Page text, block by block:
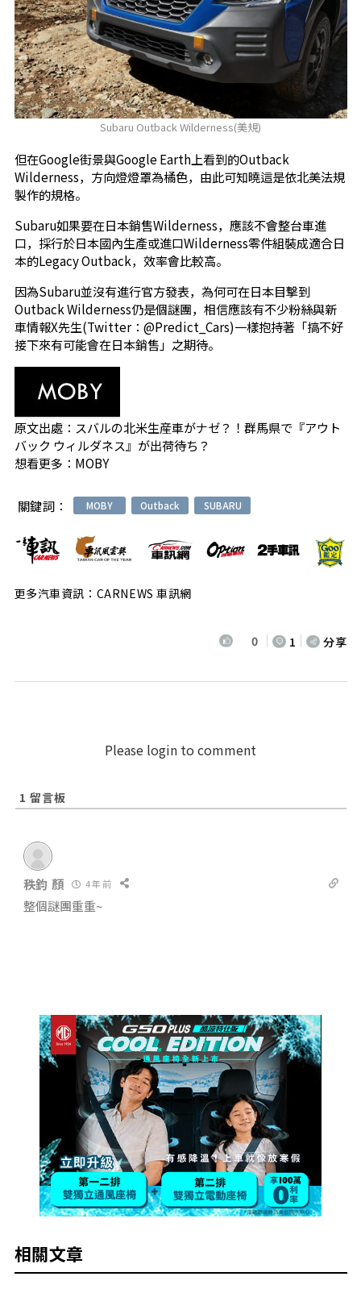
Subaru Outback Wilderness(美規)
但在Google街景與Google Earth上看到的Outback
Wilderness，方向燈燈罩為橘色，由此可知曉這是依北美法規
製作的規格。
Subaru如果要在日本銷售Wilderness，應該不會整台車進
口，採行於日本國內生產或進口Wilderness零件組裝成適合日
本的Legacy Outback，效率會比較高。
因為Subaru並沒有進行官方發表，為何可在日本目擊到
Outback Wilderness仍是個謎團，相信應該有不少粉絲與新
車情報X先生(Twitter：@Predict_Cars)一樣抱持著「搞不好
接下來有可能會在日本銷售」之期待。
原文出處： スバルの北米生産車がナゼ？！群馬県で『アウト
バック ウィルダネス』が出荷待ち？
想看更多： MOBY
關鍵詞： MOBY Outback SUBARU
更多汽車資訊：CARNEWS 車訊網
0 1 分享
Please login to comment
1 留言板
秩鈞 顏 4 年 前
整個謎團重重~
相關文章